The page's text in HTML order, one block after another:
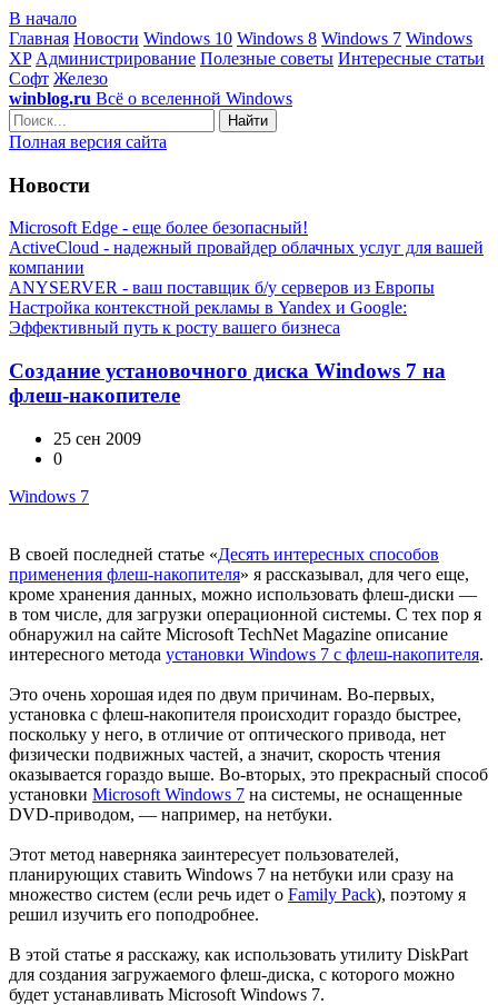
В начало
Главная Новости Windows 10 Windows 8 Windows 7 Windows
XP Администрирование Полезные советы Интересные статьи
Софт Железо
winblog.ru Всё о вселенной Windows
Найти
Полная версия сайта
Новости
Microsoft Edge - еще более безопасный!
ActiveCloud - надежный провайдер облачных услуг для вашей
компании
ANYSERVER - ваш поставщик б/у серверов из Европы
Настройка контекстной рекламы в Yandex и Google:
Эффективный путь к росту вашего бизнеса
Создание установочного диска Windows 7 на
флеш-накопителе
25 сен 2009
0
Windows 7
В своей последней статье «Десять интересных способов
применения флеш-накопителя» я рассказывал, для чего еще,
кроме хранения данных, можно использовать флеш-диски —
в том числе, для загрузки операционной системы. С тех пор я
обнаружил на сайте Microsoft TechNet Magazine описание
интересного метода установки Windows 7 с флеш-накопителя.
Это очень хорошая идея по двум причинам. Во-первых,
установка с флеш-накопителя происходит гораздо быстрее,
поскольку у него, в отличие от оптического привода, нет
физически подвижных частей, а значит, скорость чтения
оказывается гораздо выше. Во-вторых, это прекрасный способ
установки Microsoft Windows 7 на системы, не оснащенные
DVD-приводом, — например, на нетбуки.
Этот метод наверняка заинтересует пользователей,
планирующих ставить Windows 7 на нетбуки или сразу на
множество систем (если речь идет о Family Pack), поэтому я
решил изучить его поподробнее.
В этой статье я расскажу, как использовать утилиту DiskPart
для создания загружаемого флеш-диска, с которого можно
будет устанавливать Microsoft Windows 7.